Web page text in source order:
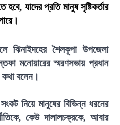
যাদের প্রতি মানুষ সৃষ্টিকর্তার
ঝিনাইদহের শৈলকূপা উপজেলা
মনোয়ারের স্মরণসভায় প্রধান
বলেন।
সংকট নিয়ে মানুষের বিভিন্ন ধরনের
কেউ দালালচক্রকে, আবার